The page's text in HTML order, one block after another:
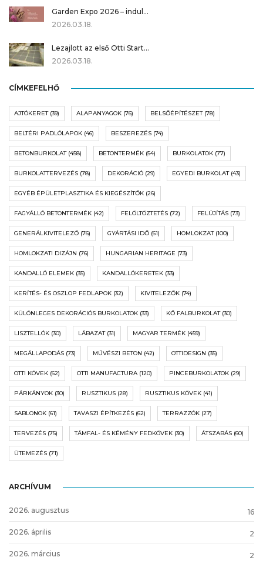
Garden Expo 2026 – indul…
2026.03.18.
Lezajlott az első Otti Start…
2026.03.18.
CÍMKEFELHŐ
AJTÓKERET(39) ALAPANYAGOK (76) BELSŐÉPÍTÉSZET(78)
BELTÉRI PADLÓLAPOK (46) BESZEREZÉS (74)
BETONBURKOLAT(458) BETONTERMÉK (54) BURKOLATOK (77)
BURKOLATTERVEZÉS (78) DEKORÁCIÓ (29) EGYEDI BURKOLAT(43)
EGYÉB ÉPÜLETPLASZTIKA ÉS KIEGÉSZÍTŐK (26)
FAGYÁLLÓ BETONTERMÉK (42) FELÖLTÖZTETÉS (72) FELÚJÍTÁS (73)
GENERÁLKIVITELEZŐ (76) GYÁRTÁSI IDŐ (61) HOMLOKZAT(100)
HOMLOKZATI DIZÁJN (76) HUNGARIAN HERITAGE (73)
KANDALLÓ ELEMEK (35) KANDALLÓKERETEK (33)
KERÍTÉS- ÉS OSZLOP FEDLAPOK (32) KIVITELEZŐK (74)
KÜLÖNLEGES DEKORÁCIÓS BURKOLATOK (33) KŐ FALBURKOLAT(30)
LISZTELLÓK (30) LÁBAZAT(31) MAGYAR TERMÉK (459)
MEGÁLLAPODÁS (73) MŰVÉSZI BETON (42) OTTIDESIGN (35)
OTTI KÖVEK (62) OTTI MANUFACTURA(120) PINCEBURKOLATOK (29)
PÁRKÁNYOK (30) RUSZTIKUS (28) RUSZTIKUS KÖVEK (41)
SABLONOK (61) TAVASZI ÉPÍTKEZÉS (62) TERRAZZÓK (27)
TERVEZÉS (75) TÁMFAL- ÉS KÉMÉNY FEDKÖVEK (30) ÁTSZABÁS (60)
ÜTEMEZÉS (71)
ARCHÍVUM
2026. augusztus 16
2026. április 2
2026. március 2